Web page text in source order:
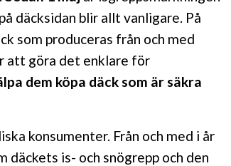
däcksidan blir allt vanligare. På
som produceras från och med
att göra det enklare för
dem köpa däck som är säkra
konsumenter. Från och med i år
is- och snögrepp och den